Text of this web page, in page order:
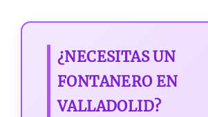
¿NECESITAS UN
FONTANERO EN
VALLADOLID?